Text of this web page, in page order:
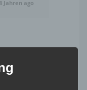
8 Jahren ago